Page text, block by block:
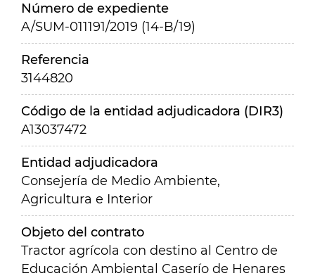
Número de expediente
A/SUM-011191/2019 (14-B/19)
Referencia
3144820
Código de la entidad adjudicadora (DIR3)
A13037472
Entidad adjudicadora
Consejería de Medio Ambiente,
Agricultura e Interior
Objeto del contrato
Tractor agrícola con destino al Centro de
Educación Ambiental Caserío de Henares